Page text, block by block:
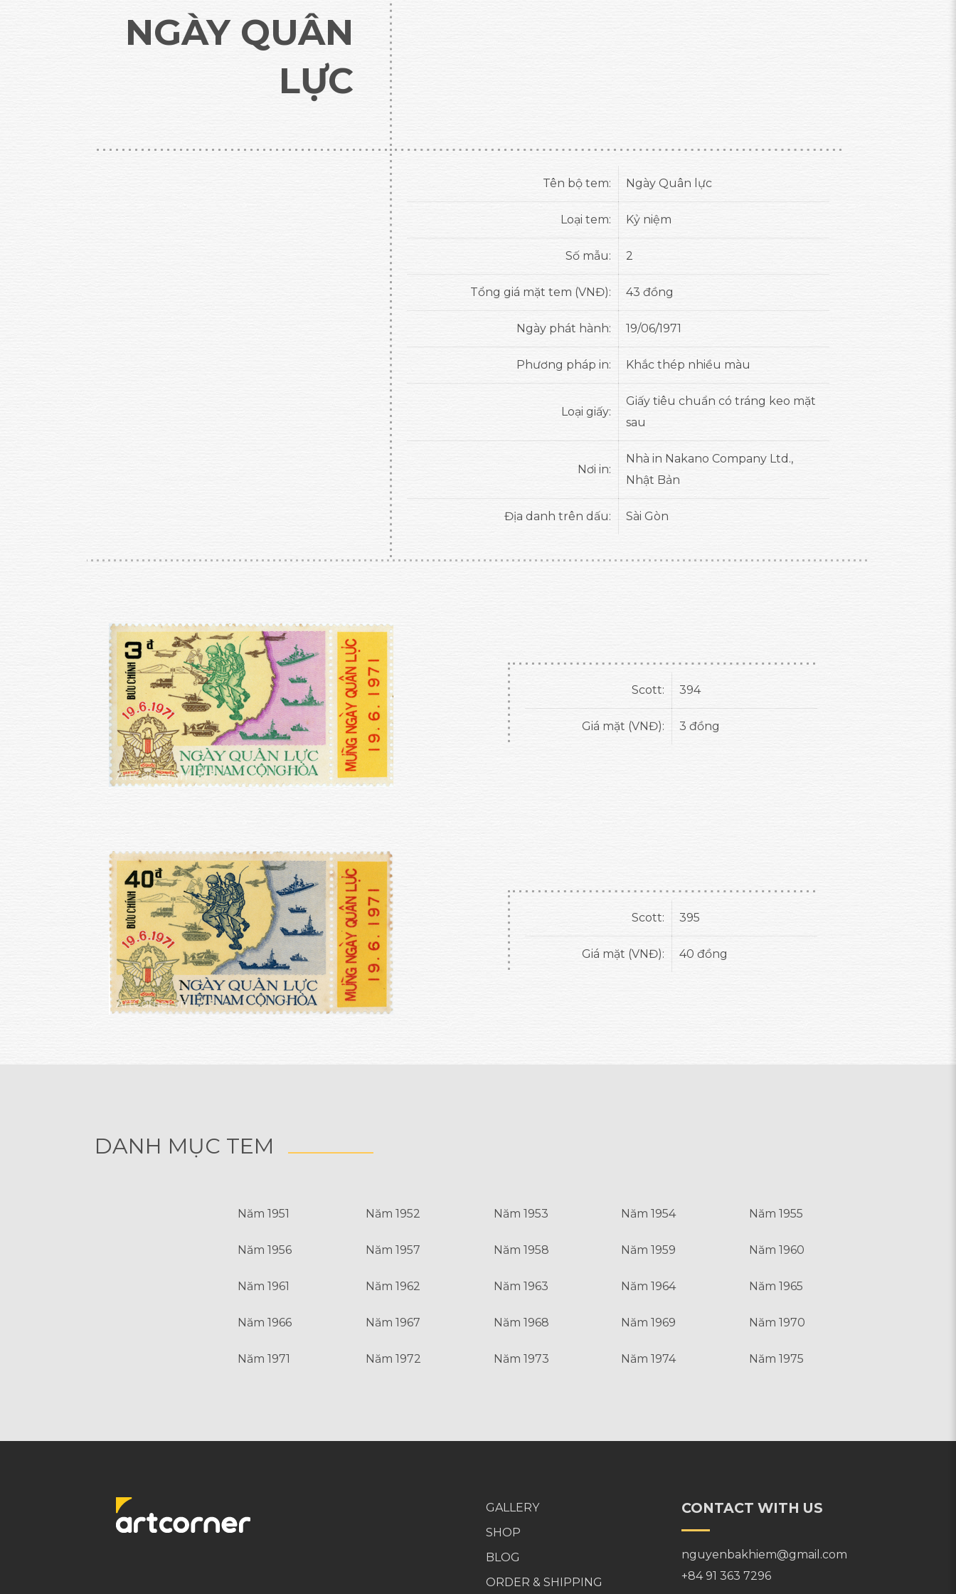
NGÀY QUÂN
LỰC
Tên bộ tem: Ngày Quân lực
Loại tem: Kỷ niệm
Số mẫu: 2
Tổng giá mặt tem (VNĐ): 43 đồng
Ngày phát hành: 19/06/1971
Phương pháp in: Khắc thép nhiều màu
Loại giấy:
Giấy tiêu chuẩn có tráng keo mặt
sau
Nơi in:
Nhà in Nakano Company Ltd.,
Nhật Bản
Địa danh trên dấu: Sài Gòn
Scott: 394
Giá mặt (VNĐ): 3 đồng
Scott: 395
Giá mặt (VNĐ): 40 đồng
DANH MỤC TEM
Năm 1951 Năm 1952 Năm 1953 Năm 1954 Năm 1955
Năm 1956 Năm 1957 Năm 1958 Năm 1959 Năm 1960
Năm 1961 Năm 1962 Năm 1963 Năm 1964 Năm 1965
Năm 1966 Năm 1967 Năm 1968 Năm 1969 Năm 1970
Năm 1971 Năm 1972 Năm 1973 Năm 1974 Năm 1975
GALLERY
SHOP
BLOG
ORDER & SHIPPING
CONTACT WITH US
nguyenbakhiem@gmail.com
+84 91 363 7296